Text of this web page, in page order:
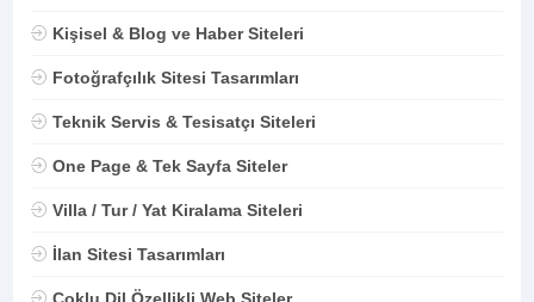
Kişisel & Blog ve Haber Siteleri
Fotoğrafçılık Sitesi Tasarımları
Teknik Servis & Tesisatçı Siteleri
One Page & Tek Sayfa Siteler
Villa / Tur / Yat Kiralama Siteleri
İlan Sitesi Tasarımları
Çoklu Dil Özellikli Web Siteler